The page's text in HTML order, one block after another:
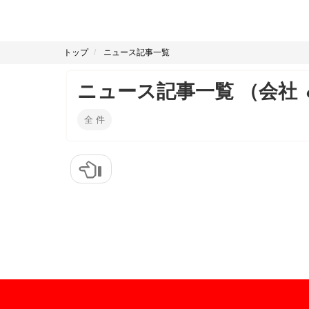
トップ ニュース記事一覧
ニュース記事一覧 （会社
全 件